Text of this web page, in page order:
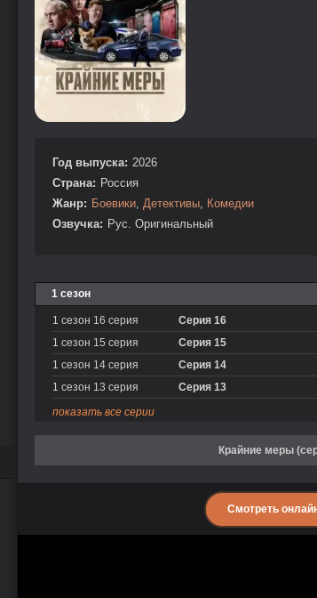
Год выпуска: 2026
Страна: Россия
Жанр: Боевики Детективы
Комедии
Озвучка: Рус. Оригинальный
1 сезон
1 сезон 16 серия Серия 16
1 сезон 15 серия
Серия 15
1 сезон 14 серия
Серия 14
1 сезон 13 серия
Серия 13
показать все серии
Крайние меры
Смотреть